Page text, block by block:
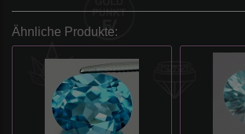
Ähnliche Produkte: